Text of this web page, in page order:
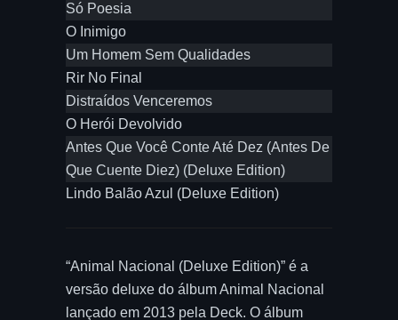
Só Poesia
O Inimigo
Um Homem Sem Qualidades
Rir No Final
Distraídos Venceremos
O Herói Devolvido
Antes Que Você Conte Até Dez (Antes De
Que Cuente Diez) (Deluxe Edition)
Lindo Balão Azul (Deluxe Edition)
“Animal Nacional (Deluxe Edition)” é a
versão deluxe do álbum Animal Nacional
lançado em 2013 pela Deck. O álbum